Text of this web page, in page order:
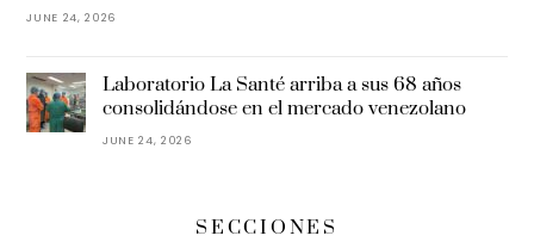
JUNE 24, 2026
Laboratorio La Santé arriba a sus 68 años
consolidándose en el mercado venezolano
JUNE 24, 2026
SECCIONES